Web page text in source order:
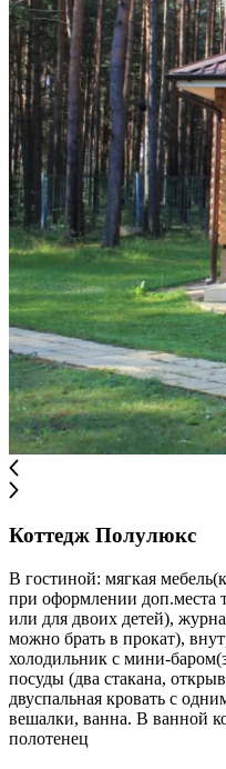
Коттедж Полулюкс
В гостиной: мягкая
при оформлении доп.места
или для двоих детей),
можно брать в прокат),
холодильник с мини-
посуды (два стакана,
двуспальная кровать с
вешалки, ванна. В ванной
полотенец